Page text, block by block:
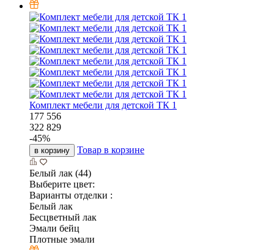
Комплект мебели для детской ТК 1
177 556
322 829
-45%
в корзину Товар в корзине
Белый лак (44)
Выберите цвет:
Варианты отделки :
Белый лак
Бесцветный лак
Эмали бейц
Плотные эмали